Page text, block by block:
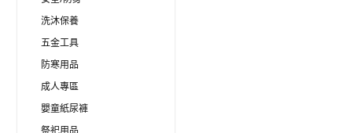
洗沐保養
五金工具
防寒用品
成人專區
嬰童紙尿褲
祭祀用品